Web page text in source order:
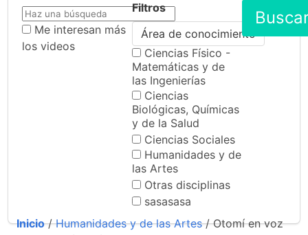
Me interesan más
los videos
Filtros
Área de conocimiento
Ciencias Físico -
Matemáticas y de
las Ingenierías
Ciencias
Biológicas, Químicas
y de la Salud
Ciencias Sociales
Humanidades y de
las Artes
Otras disciplinas
sasasasa
Inicio/Humanidades y de las Artes/ Otomí en voz